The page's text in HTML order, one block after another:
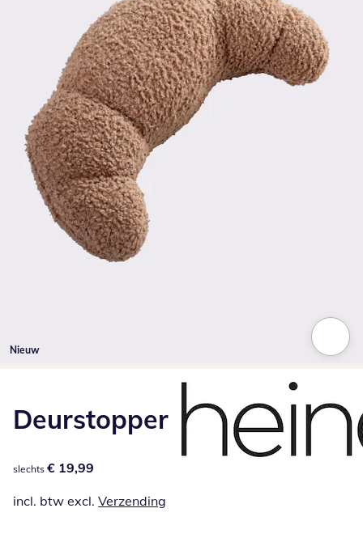
Nieuw
Deurstopper
€ 19,99
slechts € 19,99
incl. btw excl. Verzending